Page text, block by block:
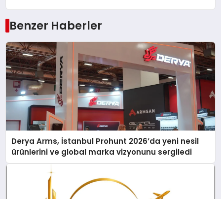
Benzer Haberler
Derya Arms, İstanbul Prohunt 2026’da yeni nesil
ürünlerini ve global marka vizyonunu sergiledi